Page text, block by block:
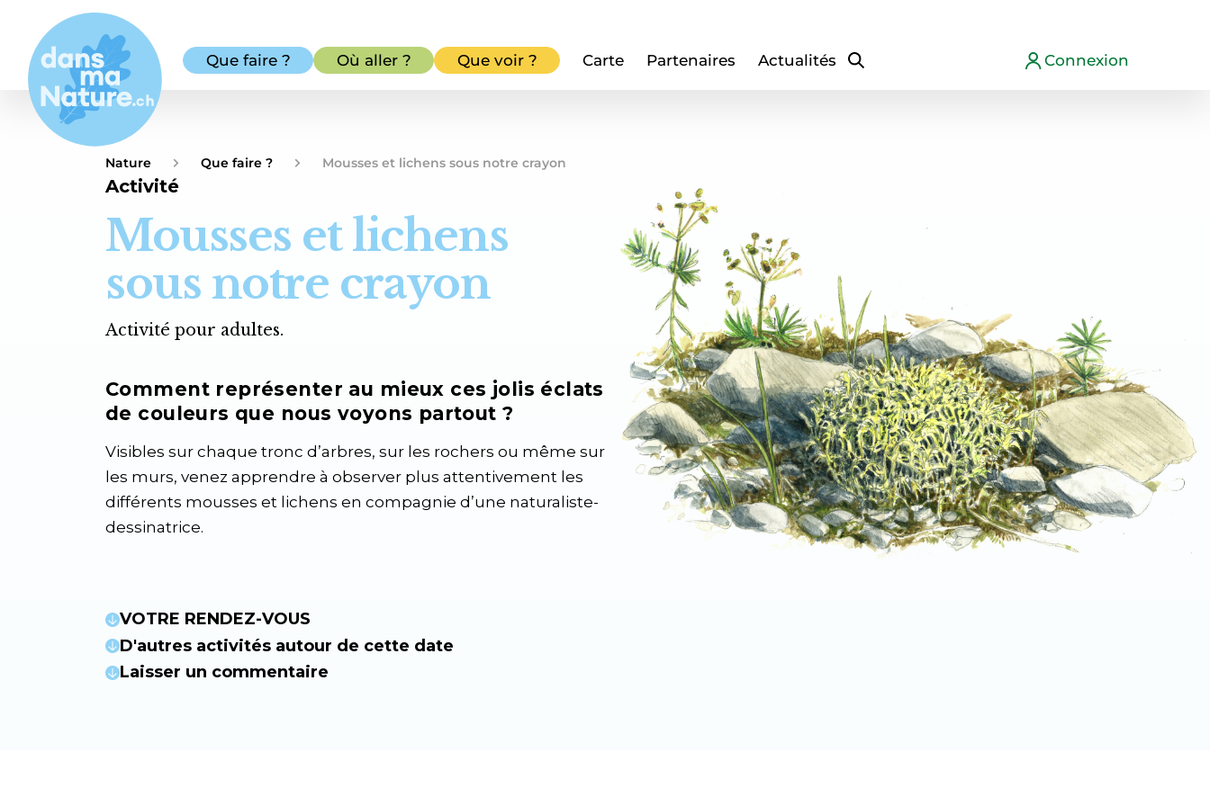
Que faire ? Où aller ? Que voir ? Carte Partenaires Actualités Connexion
Nature Que faire ? Mousses et lichens sous notre crayon
Activité
Mousses et lichens
sous notre crayon
Activité pour adultes.
Comment représenter au mieux ces jolis éclats
de couleurs que nous voyons partout ?
Visibles sur chaque tronc d’arbres, sur les rochers ou même sur
les murs, venez apprendre à observer plus attentivement les
différents mousses et lichens en compagnie d’une naturaliste-
dessinatrice.
VOTRE RENDEZ-VOUS
D'autres activités autour de cette date
Laisser un commentaire